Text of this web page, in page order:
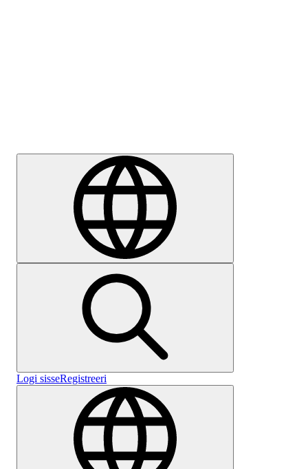
Logi sisseRegistreeri